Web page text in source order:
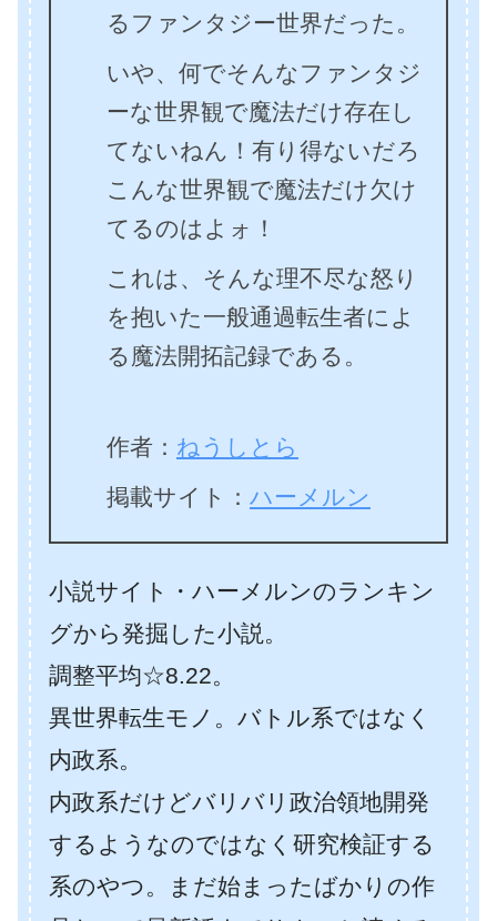
るファンタジー世界だった。
いや、何でそんなファンタジ
ーな世界観で魔法だけ存在し
てないねん！有り得ないだろ
こんな世界観で魔法だけ欠け
てるのはよォ！
これは、そんな理不尽な怒り
を抱いた一般通過転生者によ
る魔法開拓記録である。
作者： ねうしとら
掲載サイト： ハーメルン
小説サイト・ハーメルンのランキン
グから発掘した小説。
調整平均☆8.22。
異世界転生モノ。バトル系ではなく
内政系。
内政系だけどバリバリ政治領地開発
するようなのではなく研究検証する
系のやつ。
まだ始まったばかりの作